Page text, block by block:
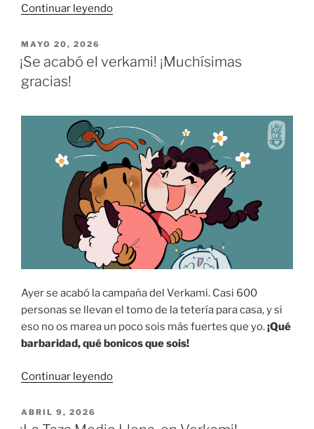
Continuar leyendo«Un
fuego
y
primer
diseño
de
tazas»
PUBLICADO
EL
MAYO 20, 2026
¡Se acabó el verkami! ¡Muchísimas
gracias!
Ayer se acabó la campaña del Verkami. Casi 600
personas se llevan el tomo de la tetería para casa, y si
eso no os marea un poco sois más fuertes que yo.¡Qué
barbaridad, qué bonicos que sois!
Continuar leyendo«¡Se
verkami!
PUBLICADO
EL
ABRIL 9, 2026